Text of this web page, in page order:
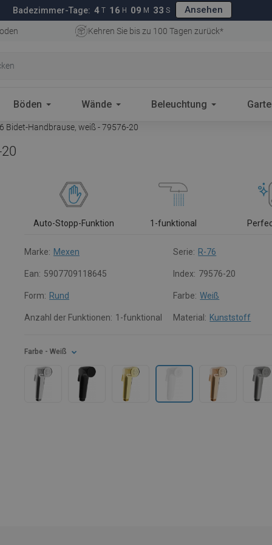
Badezimmer-Tage: 4 T 16 H 09 M 32 S Ansehen
Kehren Sie bis zu 100 Tagen zurück*
Böden Wände Beleuchtung
Bidet-Handbrause, weiß - 79576-20
Auto-Stopp-Funktion 1-funktional
Marke: Mexen Serie: R-76
Ean: 5907709118645 Index: 79576-20
Form: Rund Farbe: Weiß
Anzahl der Funktionen: 1-funktional Material: Kunststoff
Farbe - Weiß